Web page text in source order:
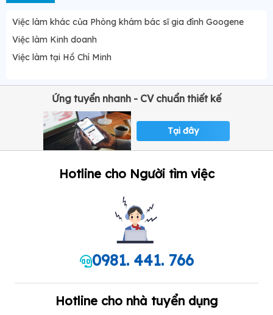
Việc làm khác của Phòng khám bác sĩ gia đình Googene
Việc làm Kinh doanh
Việc làm tại Hồ Chí Minh
Ứng tuyển nhanh - CV chuẩn thiết kế
Tại đây
Hotline cho Người tìm việc
0981. 441. 766
Hotline cho nhà tuyển dụng